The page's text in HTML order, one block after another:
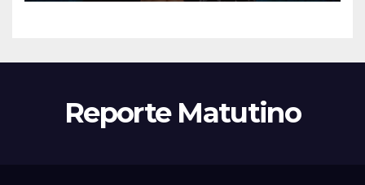
Reporte Matutino